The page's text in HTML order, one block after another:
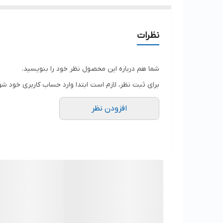
نظرات
شما هم درباره این محصول نظر خود را بنویسید.
برای ثبت نظر، لازم است ابتدا وارد حساب کاربری خود
افزودن نظر